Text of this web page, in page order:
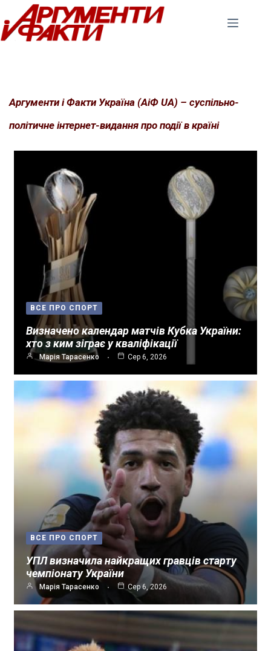
Перейти
до
вмісту
Аргументи і Факти Україна (АіФ UA) – суспільно-
політичне інтернет-видання про події в країні
ВСЕ ПРО СПОРТ
Визначено календар матчів Кубка України:
хто з ким зіграє у кваліфікації
Марія Тарасенко Сер 6, 2026
ВСЕ ПРО СПОРТ
УПЛ визначила найкращих гравців старту
чемпіонату України
Марія Тарасенко Сер 6, 2026